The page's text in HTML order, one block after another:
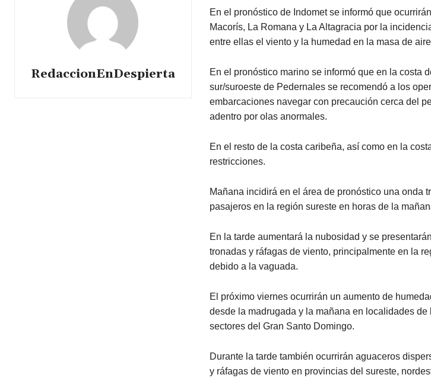
RedaccionEnDespierta
En el pronóstico de Indomet se informó que
Macorís, La Romana y La Altagracia por la
entre ellas el viento y la humedad en la masa de
En el pronóstico marino se informó que en la costa
sur/suroeste de Pedernales se recomendó a los
embarcaciones navegar con precaución cerca del
adentro por olas anormales.
En el resto de la costa caribeña, así como en la
restricciones.
Mañana incidirá en el área de pronóstico una onda
pasajeros en la región sureste en horas de la
En la tarde aumentará la nubosidad y se
tronadas y ráfagas de viento, principalmente en la
debido a la vaguada.
El próximo viernes ocurrirán un aumento de
desde la madrugada y la mañana en localidades
sectores del Gran Santo Domingo.
Durante la tarde también ocurrirán aguaceros
y ráfagas de viento en provincias del sureste,